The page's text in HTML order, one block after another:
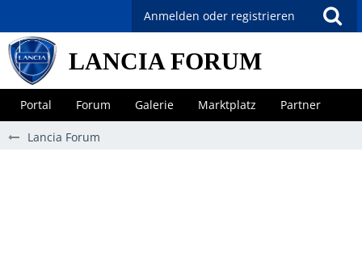
Anmelden oder registrieren
LANCIA FORUM
Portal Forum Galerie Marktplatz Partner
Lancia Forum